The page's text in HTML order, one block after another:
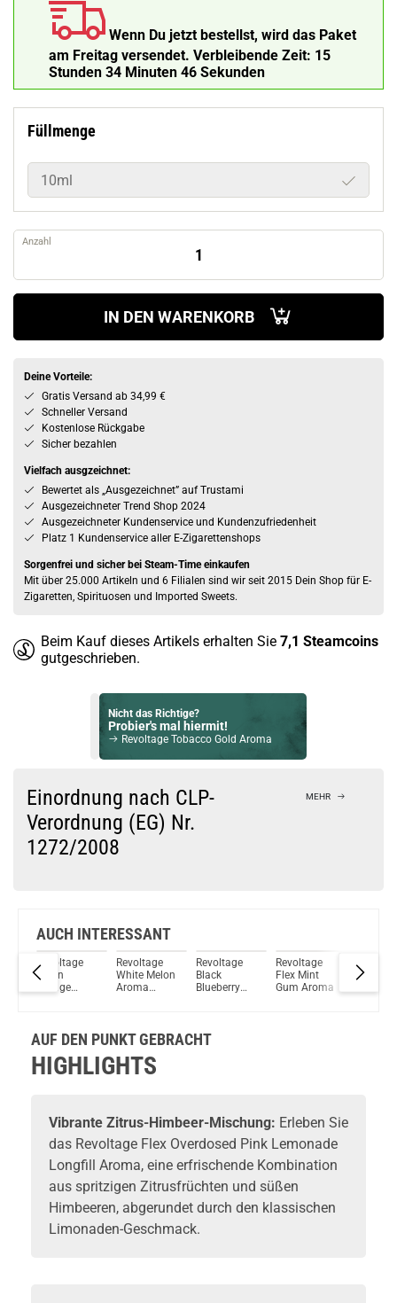
Wenn Du jetzt bestellst, wird das Paket
am Freitag versendet. Verbleibende Zeit: 15
Stunden 34 Minuten 45 Sekunden
Füllmenge
10ml
Anzahl
IN DEN WARENKORB
Deine Vorteile:
Gratis Versand ab 34,99 €
Schneller Versand
Kostenlose Rückgabe
Sicher bezahlen
Vielfach ausgzeichnet:
Bewertet als „Ausgezeichnet” auf Trustami
Ausgezeichneter Trend Shop 2024
Ausgezeichneter Kundenservice und Kundenzufriedenheit
Platz 1 Kundenservice aller E-Zigarettenshops
Sorgenfrei und sicher bei Steam-Time einkaufen
Mit über 25.000 Artikeln und 6 Filialen sind wir seit 2015 Dein Shop für E-
Zigaretten, Spirituosen und Imported Sweets.
Beim Kauf dieses Artikels erhalten Sie 7,1 Steamcoins
gutgeschrieben.
Nicht das Richtige?
Probier's mal hiermit!
Revoltage Tobacco Gold Aroma
Check das mal!
Cheshire Custard - Drip Hacks Aroma Longfill 10ml
Du willst Kröten sparen?
Schau mal hier!
Einordnung nach CLP-
Verordnung (EG) Nr.
1272/2008
MEHR
AUCH INTERESSANT
Revoltage
Green
Orange
Revoltage
White Melon
Aroma
Revoltage
Black
Blueberry
Revoltage
Flex Mint
Gum Aroma
Tobacco
AUF DEN PUNKT GEBRACHT
HIGHLIGHTS
Vibrante Zitrus-Himbeer-Mischung: Erleben Sie
das Revoltage Flex Overdosed Pink Lemonade
Longfill Aroma, eine erfrischende Kombination
aus spritzigen Zitrusfrüchten und süßen
Himbeeren, abgerundet durch den klassischen
Limonaden-Geschmack.